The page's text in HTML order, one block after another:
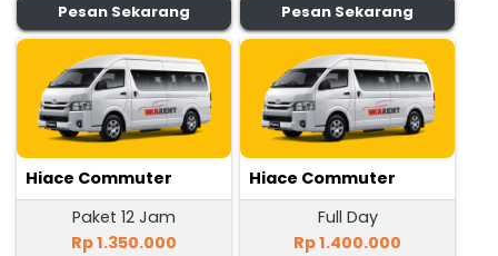
Pesan Sekarang Pesan Sekarang
Hiace Commuter
Paket 12 Jam
Rp 1.350.000
Hiace Commuter
Full Day
Rp 1.400.000